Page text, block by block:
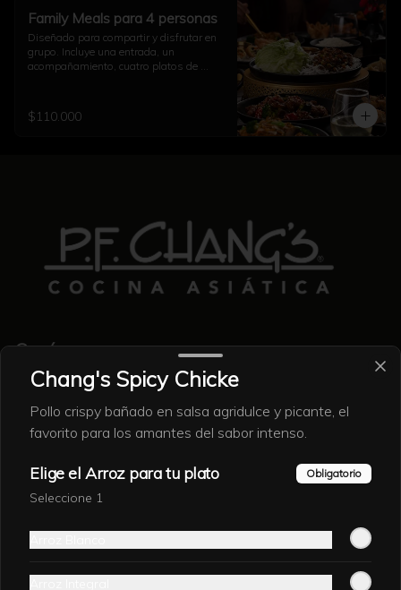
Family Meals para 4 personas
Diseñado para compartir y disfrutar en
grupo. Incluye una entrada, un
acompañamiento, cuatro platos de
asiático. Ideal para una comida
completa con familia y amigos (imagen
$110.000
Conócenos
Contacto
Nosotros
Locales
Eventos
Encuesta
Redes sociales
Chang's Spicy Chicke
Pollo crispy bañado en salsa agridulce y picante, el
favorito para los amantes del sabor intenso.
Elige el Arroz para tu plato Obligatorio
Seleccione 1